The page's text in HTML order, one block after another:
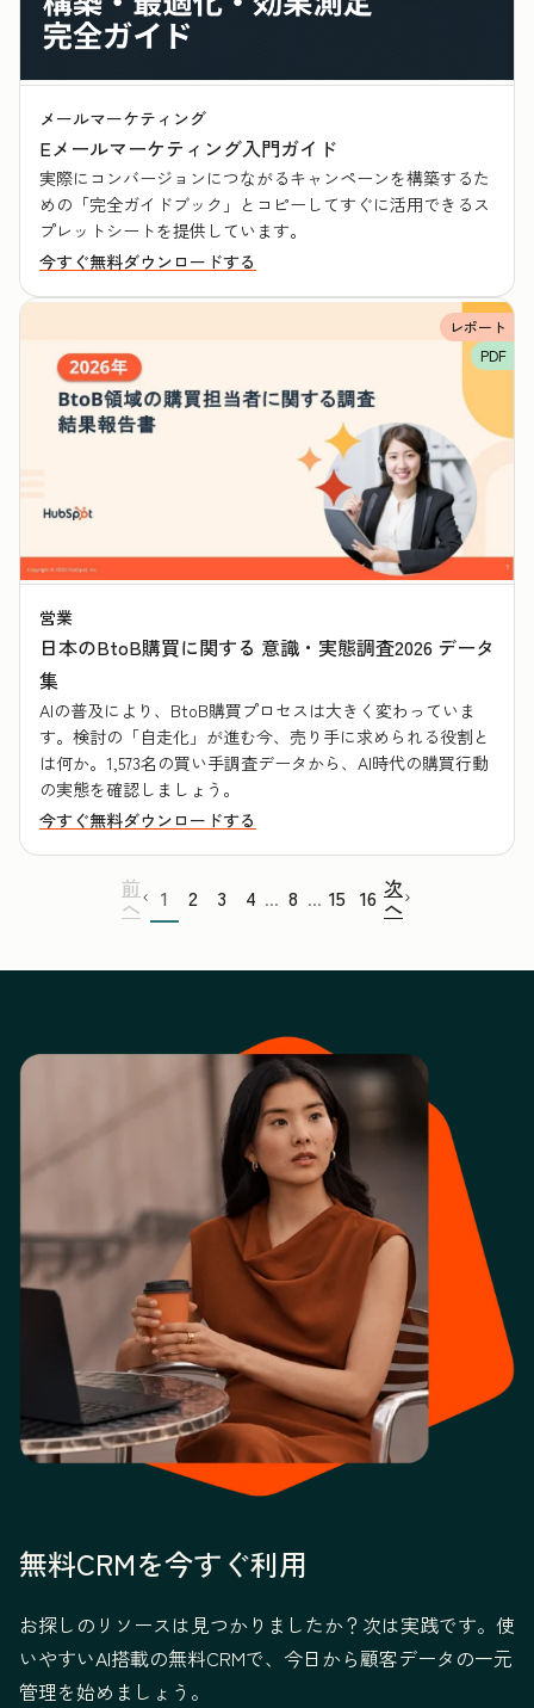
メールマーケティング
Eメールマーケティング入門ガイド
実際にコンバージョンにつながるキャンペーンを構築するた
めの「完全ガイドブック」とコピーしてすぐに活用できるス
プレットシートを提供しています。
今すぐ無料ダウンロードする
レポート
PDF
営業
日本のBtoB購買に関する 意識・実態調査2026 データ
集
AIの普及により、BtoB購買プロセスは大きく変わっていま
す。検討の「自走化」が進む今、売り手に求められる役割と
は何か。1,573名の買い手調査データから、AI時代の購買行動
の実態を確認しましょう。
今すぐ無料ダウンロードする
前
へ 1 2 3 4 ... 8 ... 15 16 次
へ
無料CRMを今すぐ利用
お探しのリソースは見つかりましたか？次は実践です。使
いやすいAI搭載の無料CRMで、今日から顧客データの一元
管理を始めましょう。